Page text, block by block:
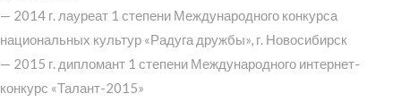
— 2014 г. лауреат 1 степени Международного конкурса
национальных культур «Радуга дружбы», г. Новосибирск
— 2015 г. дипломант 1 степени Международного интернет-
конкурс «Талант-2015»